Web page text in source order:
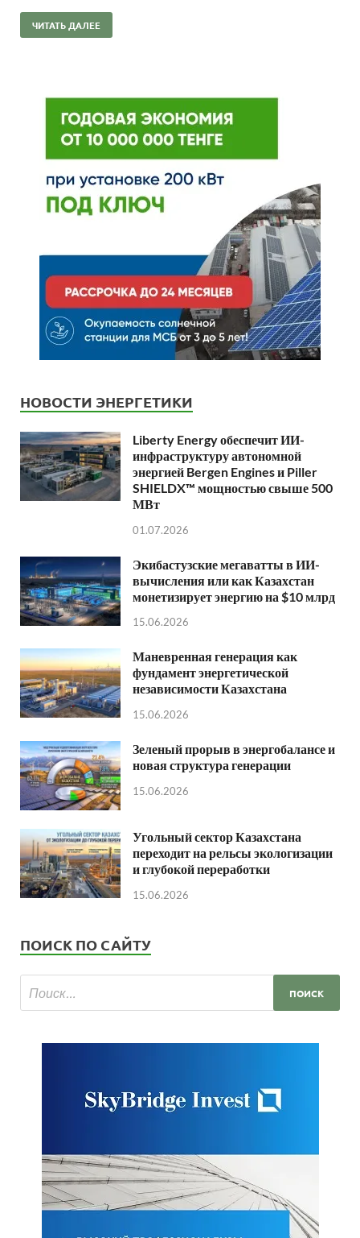
ЧИТАТЬ ДАЛЕЕ
НОВОСТИ ЭНЕРГЕТИКИ
Liberty Energy обеспечит ИИ-
инфраструктуру автономной
энергией Bergen Engines и Piller
SHIELDX™ мощностью свыше 500
МВт
01.07.2026
Экибастузские мегаватты в ИИ-
вычисления или как Казахстан
монетизирует энергию на $10 млрд
15.06.2026
Маневренная генерация как
фундамент энергетической
независимости Казахстана
15.06.2026
Зеленый прорыв в энергобалансе и
новая структура генерации
15.06.2026
Угольный сектор Казахстана
переходит на рельсы экологизации
и глубокой переработки
15.06.2026
ПОИСК ПО САЙТУ